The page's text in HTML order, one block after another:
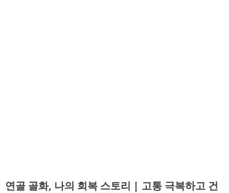
연골 골화, 나의 회복 스토리 | 고통 극복하고 건